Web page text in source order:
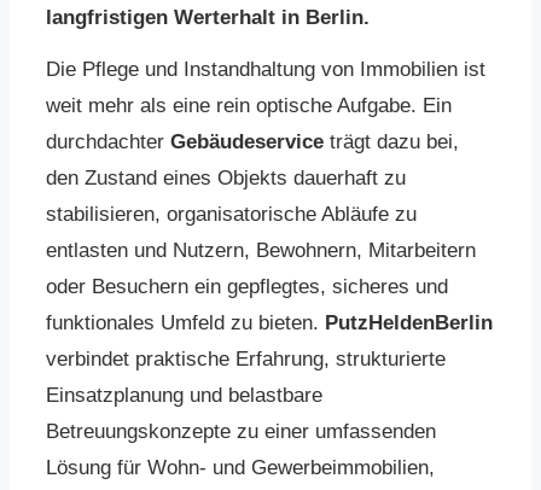
langfristigen Werterhalt in Berlin.
Die Pflege und Instandhaltung von Immobilien ist
weit mehr als eine rein optische Aufgabe. Ein
durchdachter Gebäudeservice trägt dazu bei,
den Zustand eines Objekts dauerhaft zu
stabilisieren, organisatorische Abläufe zu
entlasten und Nutzern, Bewohnern, Mitarbeitern
oder Besuchern ein gepflegtes, sicheres und
funktionales Umfeld zu bieten. PutzHeldenBerlin
verbindet praktische Erfahrung, strukturierte
Einsatzplanung und belastbare
Betreuungskonzepte zu einer umfassenden
Lösung für Wohn- und Gewerbeimmobilien,